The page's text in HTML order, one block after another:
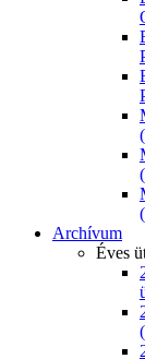
Archívum
Éves